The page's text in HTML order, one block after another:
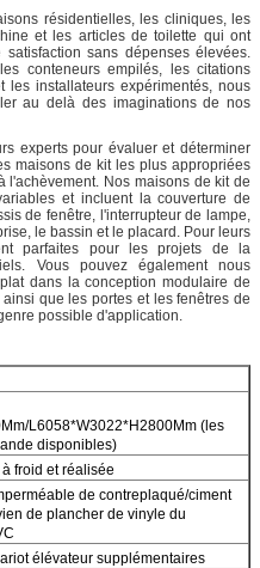
résidentielles, les cliniques, les
et les articles de toilette qui ont
sans dépenses élevées.
conteneurs empilés, les citations
les installateurs expérimentés, nous
au delà des imaginations de nos
experts pour évaluer et déterminer
maisons de kit les plus appropriées
Nos maisons de kit de
et incluent la couverture de
de fenêtre, l'interrupteur de lampe,
le bassin et le placard. Pour leurs
parfaites pour les projets de la
Vous pouvez également nous
dans la conception modulaire de
que les portes et les fenêtres de
possible d'application.
L6058*W3022*H2800Mm (les
disponibles)
froid et réalisée
de contreplaqué/ciment
de plancher de vinyle du
élévateur supplémentaires